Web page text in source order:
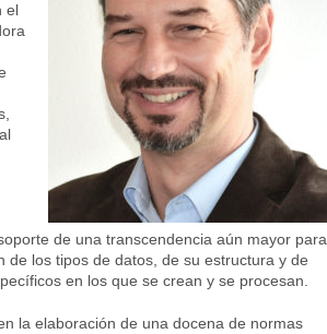
el
de una transcendencia aún mayor para
los tipos de datos, de su estructura y de
en los que se crean y se procesan.
la elaboración de una docena de normas